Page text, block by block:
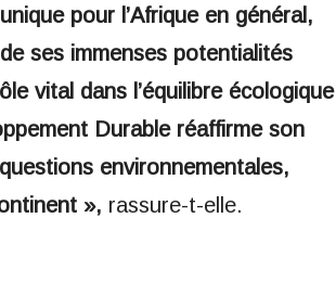
pour l’Afrique en général,
ses immenses potentialités
vital dans l’équilibre écologique
Durable réaffirme son
environnementales,
», rassure-t-elle.